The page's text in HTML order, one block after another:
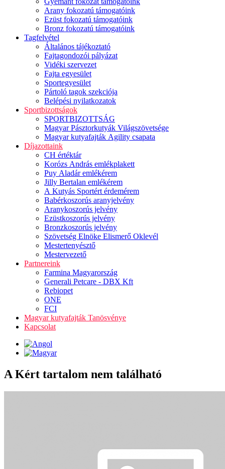
Arany fokozatú támogatóink
Ezüst fokozatú támogatóink
Bronz fokozatú támogatóink
Tagfelvétel
Általános tájékoztató
Fajtagondozói pályázat
Vidéki szervezet
Fajta egyesület
Sportegyesület
Pártoló tagok szekciója
Belépési nyilatkozatok
Sportbizottságok
SPORTBIZOTTSÁG
Magyar Pásztorkutyák Világszövetsége
Magyar kutyafajták Agility csapata
Díjazottaink
CH értéktár
Korózs András emlékplakett
Puy Aladár emlékérem
Jilly Bertalan emlékérem
A Kutyás Sportért érdemérem
Babérkoszorús aranyjelvény
Aranykoszorús jelvény
Ezüstkoszorús jelvény
Bronzkoszorús jelvény
Szövetség Elnöke Elismerő Oklevél
Mestertenyésztő
Mestervezető
Partnereink
Farmina Magyarország
Generali Petcare - DBX Kft
Rebiopet
ONE
FCI
Magyar kutyafajták Tanösvénye
Kapcsolat
A Kért tartalom nem található